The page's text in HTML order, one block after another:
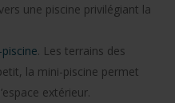
une piscine privilégiant la
. Les terrains des
la mini-piscine permet
extérieur.